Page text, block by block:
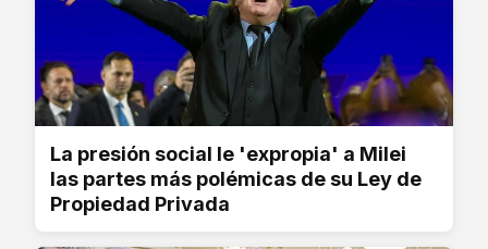
La presión social le 'expropia' a Milei
las partes más polémicas de su Ley de
Propiedad Privada